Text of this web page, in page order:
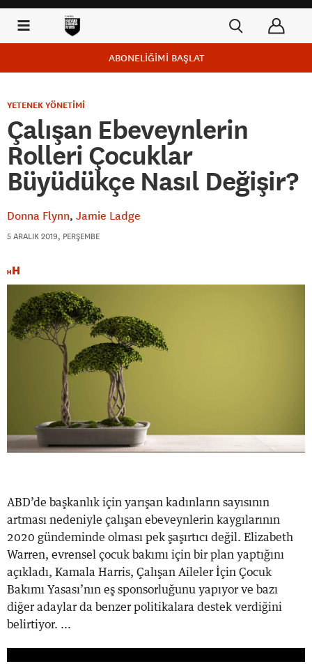
ABONELİĞİMİ BAŞLAT
YETENEK YÖNETİMİ
Çalışan Ebeveynlerin
Rolleri Çocuklar
Büyüdükçe Nasıl Değişir?
Donna Flynn Jamie Ladge
5 ARALIK 2019, PERŞEMBE
ABD’de başkanlık için yarışan kadınların sayısının
artması nedeniyle çalışan ebeveynlerin kaygılarının
2020 gündeminde olması pek şaşırtıcı değil. Elizabeth
Warren, evrensel çocuk bakımı için bir plan yaptığını
açıkladı, Kamala Harris, Çalışan Aileler İçin Çocuk
Bakımı Yasası’nın eş sponsorluğunu yapıyor ve bazı
diğer adaylar da benzer politikalara destek verdiğini
belirtiyor. ...